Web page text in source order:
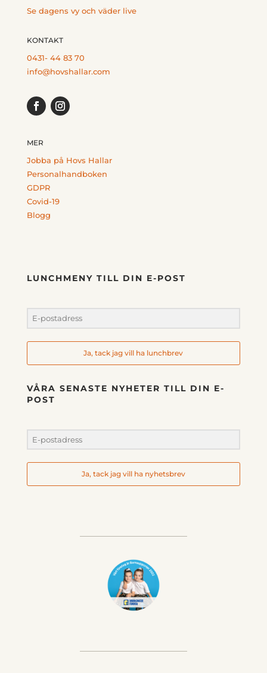
Se dagens vy och väder live
KONTAKT
0431- 44 83 70
info@hovshallar.com
MER
Jobba på Hovs Hallar
Personalhandboken
GDPR
Covid-19
Blogg
LUNCHMENY TILL DIN E-POST
Ja, tack jag vill ha lunchbrev
VÅRA SENASTE NYHETER TILL DIN E-
POST
Ja, tack jag vill ha nyhetsbrev